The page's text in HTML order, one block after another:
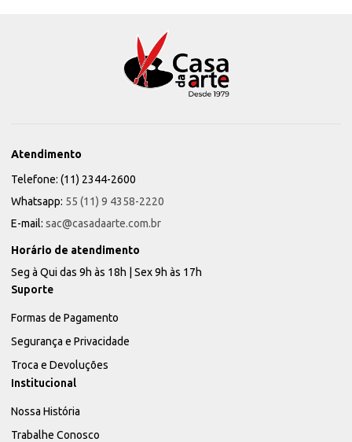
Atendimento
Telefone: (11) 2344-2600
Whatsapp: 55 (11) 9 4358-2220
E-mail: sac@casadaarte.com.br
Horário de atendimento
Seg à Qui das 9h às 18h | Sex 9h às 17h
Suporte
Formas de Pagamento
Segurança e Privacidade
Troca e Devoluções
Institucional
Nossa História
Trabalhe Conosco